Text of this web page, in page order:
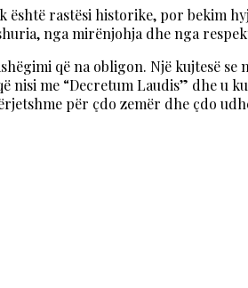
është rastësi historike, por bekim
nga mirënjohja dhe nga
që na obligon. Një kujtesë se
me “Decretum Laudis” dhe u
për çdo zemër dhe çdo